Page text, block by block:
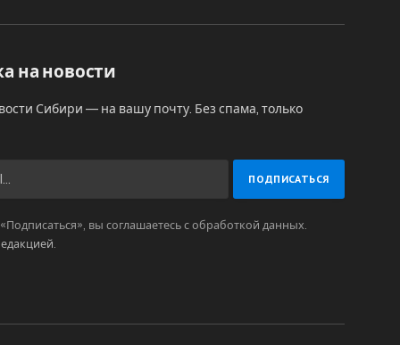
на новости
Сибири — на вашу почту. Без спама, только
вы соглашаетесь с обработкой данных.
.